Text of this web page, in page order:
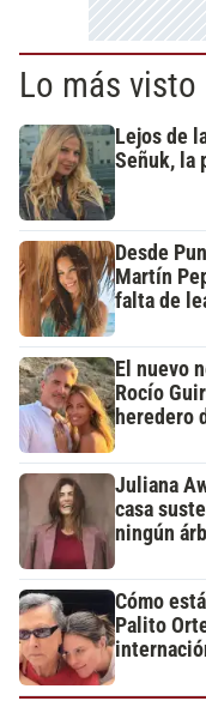
Lo más visto
Lejos de
Señuk, la
Desde
Martín
falta de
El nuevo
Rocío
heredero
Juliana
casa
ningún
Cómo
Palito